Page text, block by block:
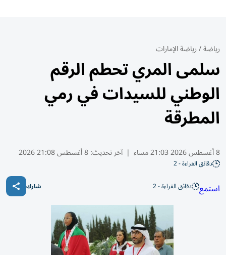
رياضة/رياضة الإمارات
سلمى المري تحطم الرقم
الوطني للسيدات في رمي
المطرقة
8 أغسطس 2026 21:03 مساء | آخر تحديث:8 أغسطس 21:08 2026
دقائق القراءة - 2
استمع دقائق القراءة - 2 شارك